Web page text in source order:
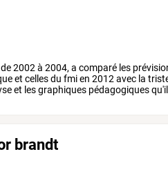
de2002 à 2004, a comparé les
et cellesdu fmien 2012 avec la
et lesgraphiques pédagogiquesqu'il
brandt